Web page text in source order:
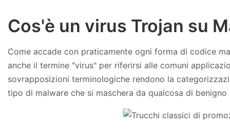
Cos'è un virus Trojan su
Come accade con praticamente ogni forma di codice
anche il termine "virus" per riferirsi alle comuni
sovrapposizioni terminologiche rendono la
tipo di malware che si maschera da qualcosa di